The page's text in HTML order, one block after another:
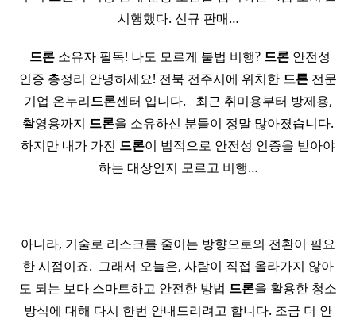
시행했다. 신규 판매…
드론소유자 필독! 나도 모르게 불법 비행? 드론안전성
인증 총정리 안녕하세요! 전북 전주시에 위치한 드론 전문
기업 온누리드론센터 입니다. ​ ​ 최근 취미용부터 방제용,
촬영용까지 드론을 소유하신 분들이 정말 많아졌습니다.
하지만 내가 가진 드론이 법적으로 안전성 인증을 받아야
하는 대상인지 모르고 비행…
아니라, 기술로 리스크를 줄이는 방향으로의 전환이 필요
한 시점이죠. ​ 그래서 오늘은, 사람이 직접 올라가지 않아
도 되는 보다 스마트하고 안전한 방법 드론을 활용한 청소
방식에 대해 다시 한번 안내드리려고 합니다. 조금 더 안